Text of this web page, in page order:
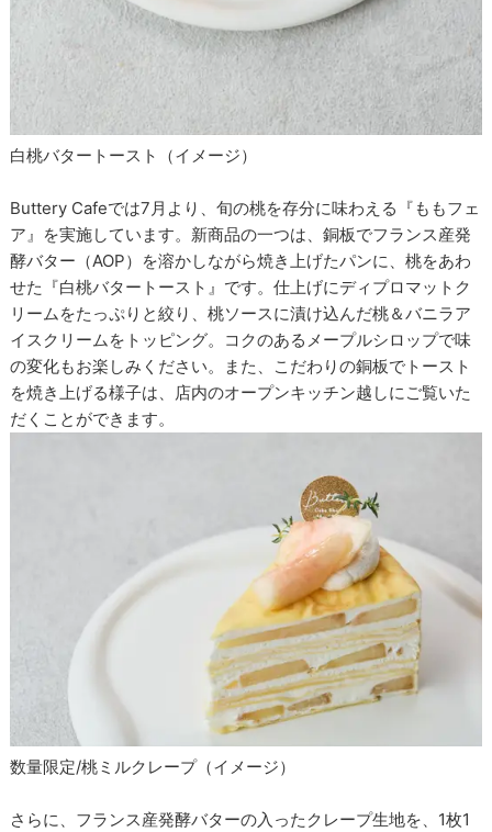
白桃バタートースト（イメージ）
Buttery Cafeでは7月より、旬の桃を存分に味わえる『ももフェ
ア』を実施しています。新商品の一つは、銅板でフランス産発
酵バター（AOP）を溶かしながら焼き上げたパンに、桃をあわ
せた『白桃バタートースト』です。仕上げにディプロマットク
リームをたっぷりと絞り、桃ソースに漬け込んだ桃＆バニラア
イスクリームをトッピング。コクのあるメープルシロップで味
の変化もお楽しみください。また、こだわりの銅板でトースト
を焼き上げる様子は、店内のオープンキッチン越しにご覧いた
だくことができます。
数量限定/桃ミルクレープ（イメージ）
さらに、フランス産発酵バターの入ったクレープ生地を、1枚1